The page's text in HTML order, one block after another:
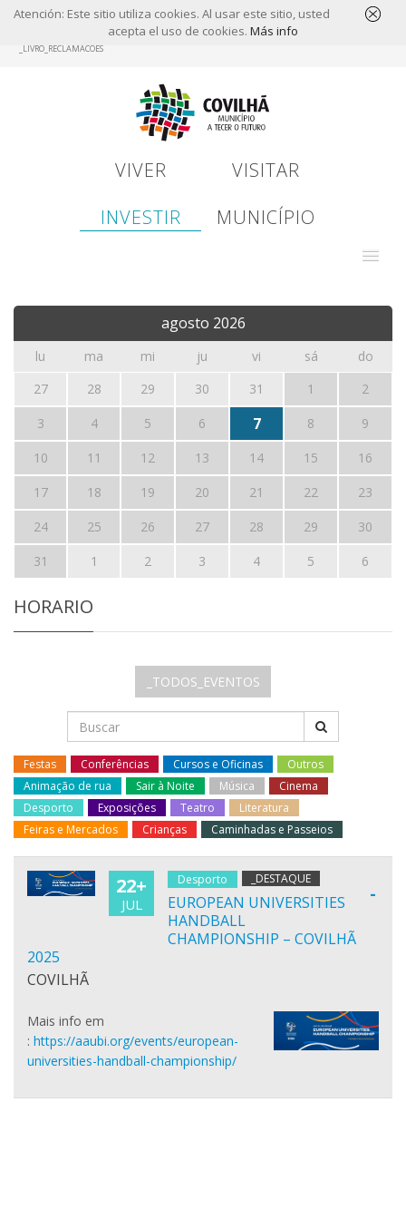
Atención: Este sitio utiliza cookies. Al usar este sitio, usted
acepta el uso de cookies. Más info
_LIVRO_RECLAMACOES
VIVER
VISITAR
INVESTIR
MUNICÍPIO
agosto 2026
lu ma mi ju vi sá
do
27
28 29 30 31 1
2
3
4 5 6 7 8
9
10
11 12 13 14 15
16
17
18 19 20 21 22
23
24
25 26 27 28 29
30
31
1 2 3 4 5 6
HORARIO
_TODOS_EVENTOS
Festas Conferências Cursos e Oficinas
Outros
Animação de rua
Sair à Noite Música
Cinema
Desporto
Exposições Teatro
Literatura
Feiras e Mercados
Crianças Caminhadas e Passeios
-
22+
JUL
Desporto _DESTAQUE
EUROPEAN UNIVERSITIES
HANDBALL
CHAMPIONSHIP – COVILHÃ
2025
COVILHÃ
Mais info em
: https://aaubi.org/events/european-
universities-handball-championship/